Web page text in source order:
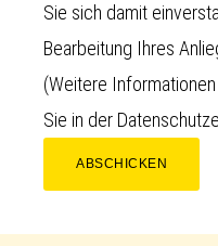
Sie sich damit
Bearbeitung Ihres
(Weitere
Sie in der
ABSCHICKEN